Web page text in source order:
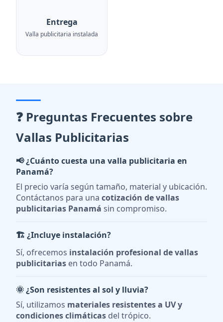
Entrega
Valla publicitaria instalada
❓ Preguntas Frecuentes sobre
Vallas Publicitarias
📢 ¿Cuánto cuesta una valla publicitaria en
Panamá?
El precio varía según tamaño, material y ubicación.
Contáctanos para una cotización de vallas
publicitarias Panamá sin compromiso.
🏗️ ¿Incluye instalación?
Sí, ofrecemos instalación profesional de vallas
publicitarias en todo Panamá.
🌞 ¿Son resistentes al sol y lluvia?
Sí, utilizamos materiales resistentes a UV y
condiciones climáticas del trópico.